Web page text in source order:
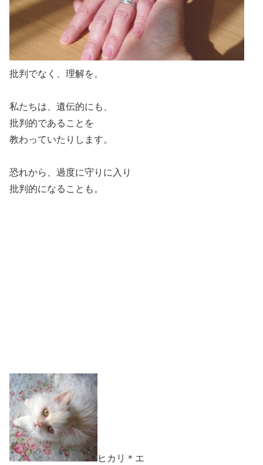
批判でなく、理解を。
私たちは、遺伝的にも、
批判的であることを
教わっていたりします。
恐れから、過度に守りに入り
批判的になることも。
ヒカリ＊エ